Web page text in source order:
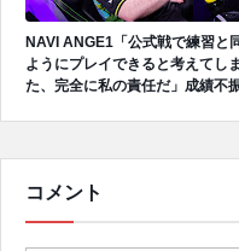
NAVI ANGE1「公式戦で練習と
ようにプレイできると考えてし
た、完全に私の責任だ」成績不
コメント